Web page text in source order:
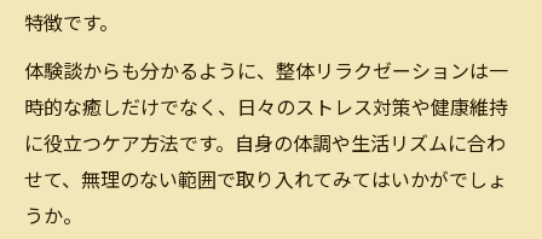
特徴です。
体験談からも分かるように、整体リラクゼーションは一
時的な癒しだけでなく、日々のストレス対策や健康維持
に役立つケア方法です。自身の体調や生活リズムに合わ
せて、無理のない範囲で取り入れてみてはいかがでしょ
うか。